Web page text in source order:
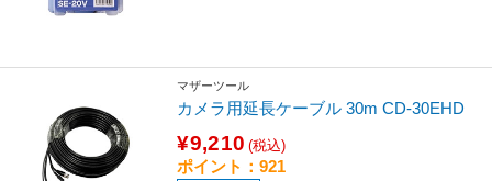
マザーツール
カメラ用延長ケーブル 30m CD-30EHD
¥9,210 (税込)
ポイント：921